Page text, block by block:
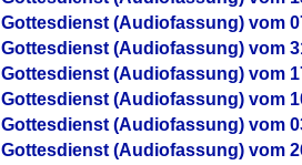
Gottesdienst (Audiofassung) vom
Gottesdienst (Audiofassung) vom
Gottesdienst (Audiofassung) vom
Gottesdienst (Audiofassung) vom
Gottesdienst (Audiofassung) vom
Gottesdienst (Audiofassung) vom